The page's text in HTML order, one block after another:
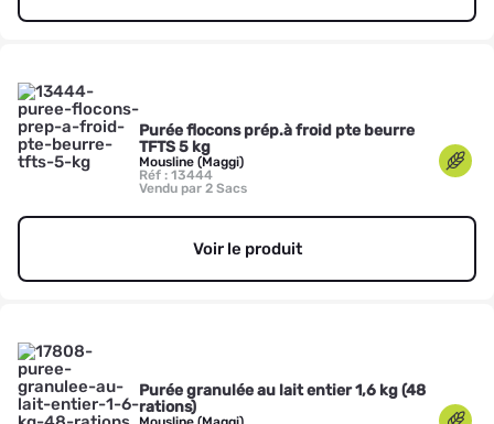
Purée flocons prép.à froid pte beurre
TFTS 5 kg
Mousline (Maggi)
Réf : 13444
Vendu par 2 Sacs
Voir le produit
Purée granulée au lait entier 1,6 kg (48
rations)